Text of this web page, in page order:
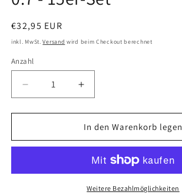
Normaler
Preis
€32,95 EUR
inkl. MwSt.Versand wird beim Checkout berechnet
Anzahl
Verringere
die
Menge
Pilot
Ball
Erhöhe
die
Menge
für
Pilot
Tintenroller
Frixion
Ball
0.7
In den Warenkorb legen
Weitere Bezahlmöglichkeiten